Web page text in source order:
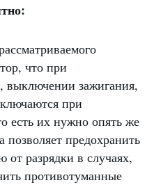
что при
выключении зажигания,
при
есть их нужно опять же
позволяет предохранить
от разрядки в случаях,
противотуманные